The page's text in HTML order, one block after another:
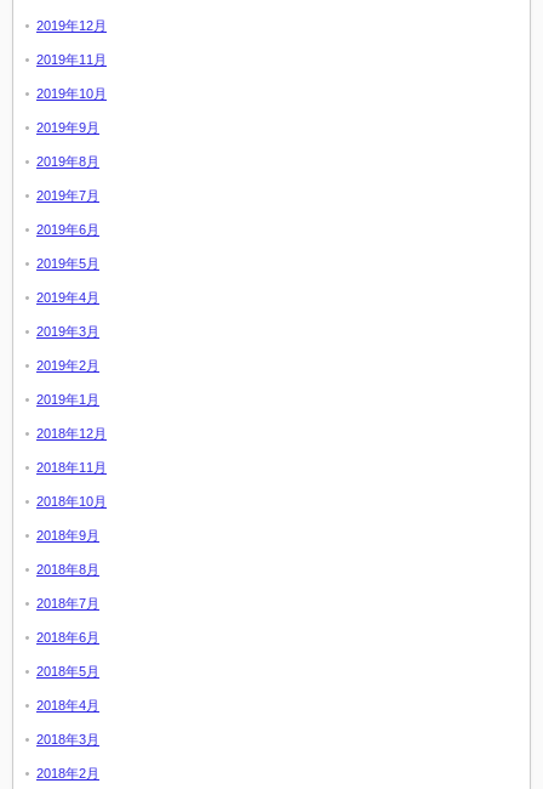
2019年12月
2019年11月
2019年10月
2019年9月
2019年8月
2019年7月
2019年6月
2019年5月
2019年4月
2019年3月
2019年2月
2019年1月
2018年12月
2018年11月
2018年10月
2018年9月
2018年8月
2018年7月
2018年6月
2018年5月
2018年4月
2018年3月
2018年2月